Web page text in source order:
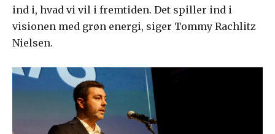
ind i, hvad vi vil i fremtiden. Det spiller ind i
visionen med grøn energi, siger Tommy Rachlitz
Nielsen.